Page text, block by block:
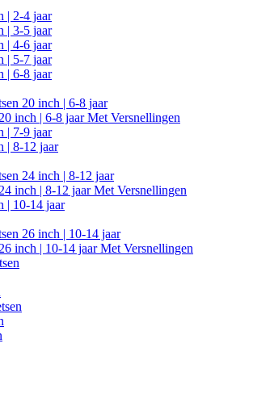
| 2-4 jaar
| 3-5 jaar
| 4-6 jaar
| 5-7 jaar
| 6-8 jaar
20 inch | 6-8 jaar
inch | 6-8 jaar Met Versnellingen
| 7-9 jaar
| 8-12 jaar
24 inch | 8-12 jaar
inch | 8-12 jaar Met Versnellingen
| 10-14 jaar
26 inch | 10-14 jaar
inch | 10-14 jaar Met Versnellingen